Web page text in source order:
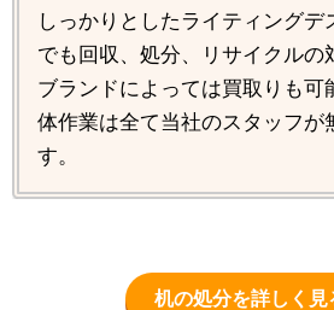
しっかりとしたライティングデ
でも回収、処分、リサイクルの
ブランドによっては買取りも可
体作業は全て当社のスタッフが
す。
机の処分を詳しく